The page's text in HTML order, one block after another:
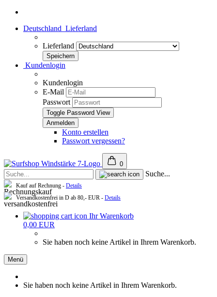
Deutschland Lieferland
Lieferland
Kundenlogin
Kundenlogin
E-Mail
Passwort
Toggle Password View
Konto erstellen
Passwort vergessen?
0
Suche...
Kauf auf Rechnung - Details
Versandkostenfrei in D ab 80,- EUR - Details
Ihr Warenkorb
0,00 EUR
Sie haben noch keine Artikel in Ihrem Warenkorb.
Menü
Sie haben noch keine Artikel in Ihrem Warenkorb.